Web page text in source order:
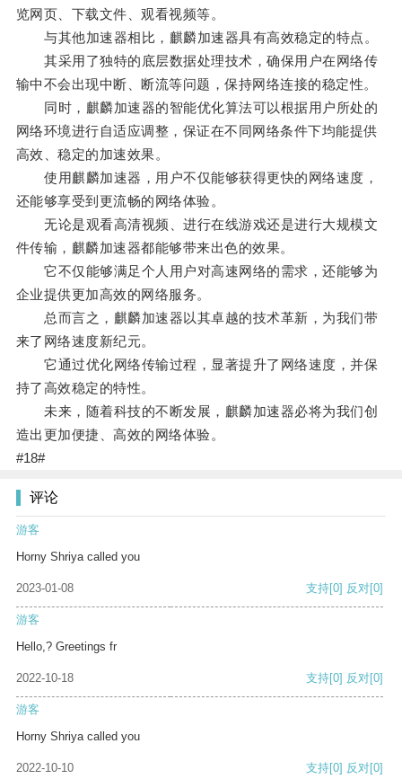
览网页、下载文件、观看视频等。
与其他加速器相比，麒麟加速器具有高效稳定的特点。
其采用了独特的底层数据处理技术，确保用户在网络传
输中不会出现中断、断流等问题，保持网络连接的稳定性。
同时，麒麟加速器的智能优化算法可以根据用户所处的
网络环境进行自适应调整，保证在不同网络条件下均能提供
高效、稳定的加速效果。
使用麒麟加速器，用户不仅能够获得更快的网络速度，
还能够享受到更流畅的网络体验。
无论是观看高清视频、进行在线游戏还是进行大规模文
件传输，麒麟加速器都能够带来出色的效果。
它不仅能够满足个人用户对高速网络的需求，还能够为
企业提供更加高效的网络服务。
总而言之，麒麟加速器以其卓越的技术革新，为我们带
来了网络速度新纪元。
它通过优化网络传输过程，显著提升了网络速度，并保
持了高效稳定的特性。
未来，随着科技的不断发展，麒麟加速器必将为我们创
造出更加便捷、高效的网络体验。
#18#
评论
游客
Horny Shriya called you
2023-01-08 支持[0] 反对[0]
游客
Hello,? Greetings fr
2022-10-18 支持[0] 反对[0]
游客
Horny Shriya called you
2022-10-10 支持[0] 反对[0]